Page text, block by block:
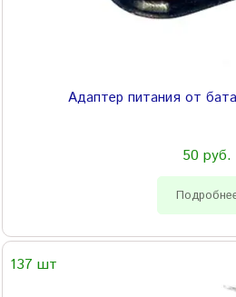
Адаптер питания от
50 руб.
137 шт